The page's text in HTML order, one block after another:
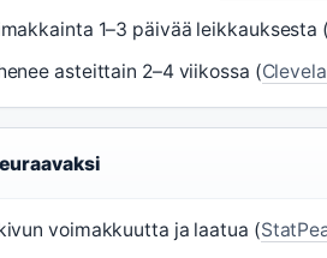
1–3 päivää leikkauksesta
asteittain 2–4 viikossa (
voimakkuutta ja laatua (